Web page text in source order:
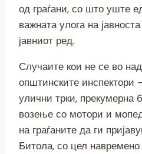
од граѓани, со што уште
важната улога на
јавниот ред.
Случаите кои не се во
општинските инспектори
улични трки, прекумерна
возење со мотори и
на граѓаните да ги
Битола, со цел